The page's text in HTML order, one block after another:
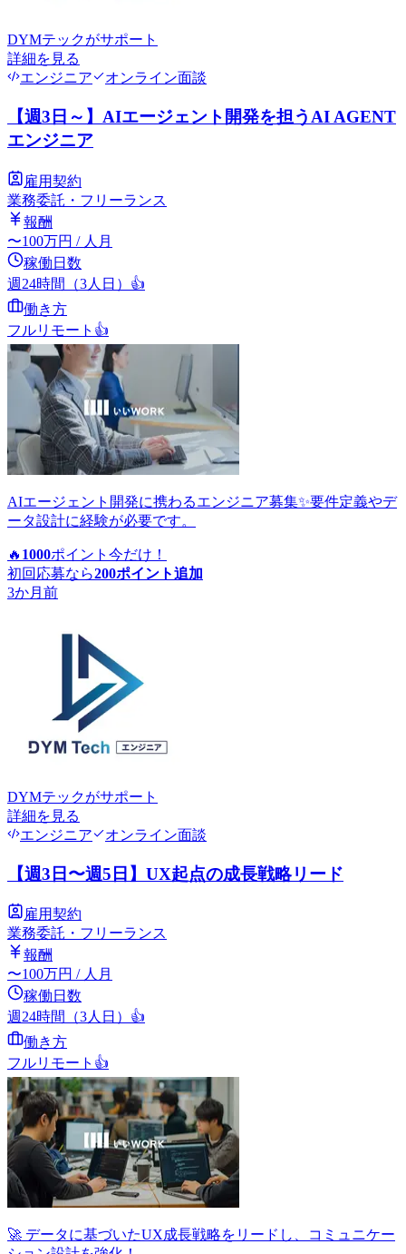
DYMテックがサポート
詳細を見る
エンジニア
オンライン面談
【週3日～】AIエージェント開発を担うAI AGENT
エンジニア
雇用契約
業務委託・フリーランス
報酬
〜100万円 / 人月
稼働日数
週24時間（3人日） 👍
働き方
フルリモート 👍
AIエージェント開発に携わるエンジニア募集✨要件定義やデ
ータ設計に経験が必要です。
🔥 1000ポイント 今だけ！
初回応募なら200ポイント追加
3か月前
DYMテックがサポート
詳細を見る
エンジニア
オンライン面談
【週3日〜週5日】UX起点の成長戦略リード
雇用契約
業務委託・フリーランス
報酬
〜100万円 / 人月
稼働日数
週24時間（3人日） 👍
働き方
フルリモート 👍
🚀 データに基づいたUX成長戦略をリードし、コミュニケー